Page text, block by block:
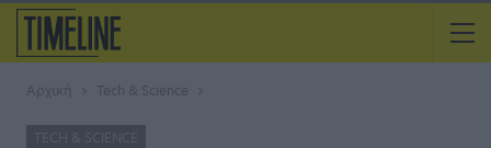
Αρχική Tech & Science
TECH & SCIENCE